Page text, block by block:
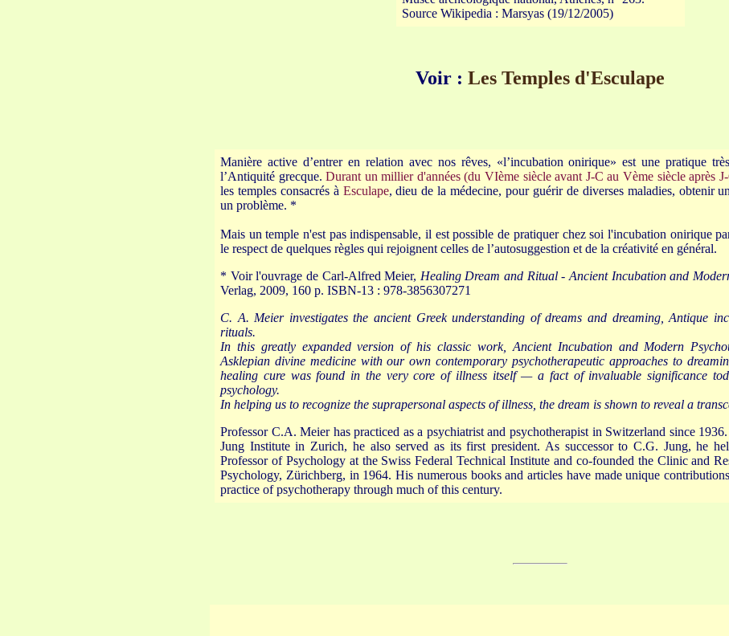
Source Wikipedia : Marsyas (19/12/2005)
Voir : Les Temples d'Esculape
Manière active d’entrer en relation avec nos rêves, «l’incubation onirique» est une pratique
l’Antiquité grecque.Durant un millier d'années (du VIème siècle avant J-C au Vème siècle après
les temples consacrés à Esculape, dieu de la médecine, pour guérir de diverses maladies, obtenir
un problème. *
Mais un temple n'est pas indispensable, il est possible de pratiquer chez soi l'incubation onirique
le respect de quelques règles qui rejoignent celles de l’autosuggestion et de la créativité en général.
* Voir l'ouvrage de Carl-Alfred Meier, Healing Dream and Ritual - Ancient Incubation and
Verlag, 2009, 160 p. ISBN-13 : 978-3856307271
C. A. Meier investigates the ancient Greek understanding of dreams and dreaming, Antique
rituals.
In this greatly expanded version of his classic work, Ancient Incubation and Modern
Asklepian divine medicine with our own contemporary psychotherapeutic approaches to
healing cure was found in the very core of illness itself — a fact of invaluable significance
psychology.
In helping us to recognize the suprapersonal aspects of illness, the dream is shown to reveal a
Professor C.A. Meier has practiced as a psychiatrist and psychotherapist in Switzerland since
Jung Institute in Zurich, he also served as its first president. As successor to C.G. Jung, he
Professor of Psychology at the Swiss Federal Technical Institute and co-founded the Clinic and
Psychology, Zürichberg, in 1964. His numerous books and articles have made unique
practice of psychotherapy through much of this century.